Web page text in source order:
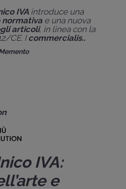
IVA introduce una
normativa e una nuova
articoli, in linea con la
CE. Icommercialis..
IVA:
e